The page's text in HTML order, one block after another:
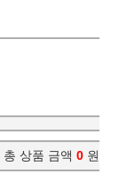
총 상품 금액 0 원